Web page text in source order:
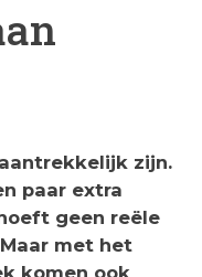
zijn.
paar extra
geen reële
met het
komen ook